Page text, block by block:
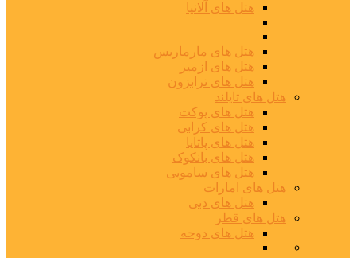
هتل های آلانیا
هتل های مارماریس
هتل های ازمیر
هتل های ترابزون
هتل های تایلند
هتل های پوکت
هتل های کرابی
هتل های پاتایا
هتل های بانکوک
هتل های سامویی
هتل های امارات
هتل های دبی
هتل های قطر
هتل های دوحه